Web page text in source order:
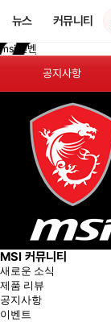
뉴스 커뮤니티
msi 인벤
공지사항
MSI 뉴스
MSI 이벤트
상품 정보
리뷰/사용기
사용자 카페
MSI 커뮤니티
새로운 소식
제품 리뷰
공지사항
이벤트